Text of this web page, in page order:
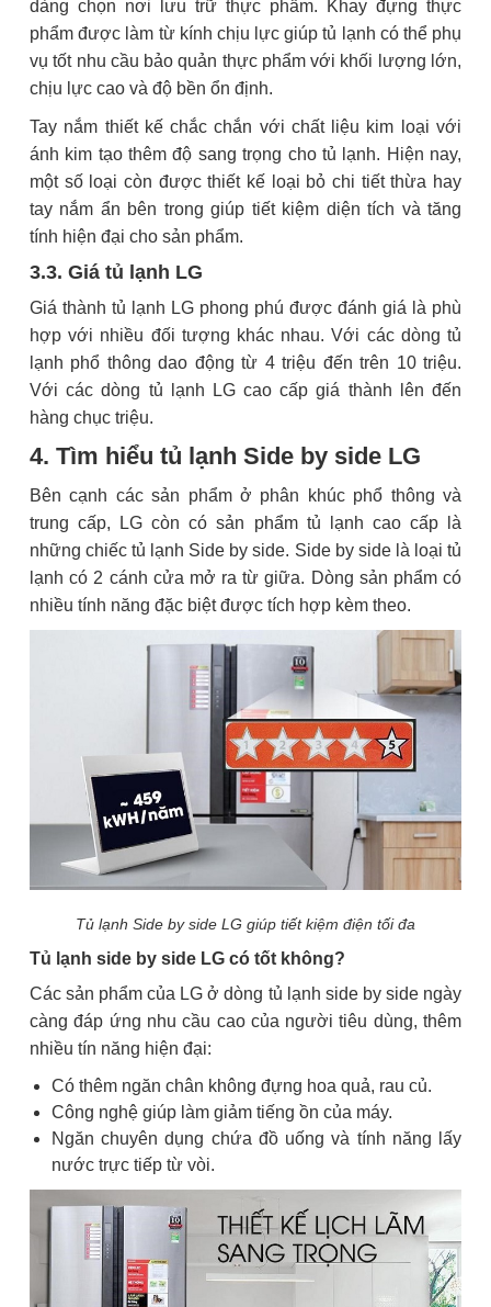
dàng chọn nơi lưu trữ thực phẩm. Khay đựng thực
phẩm được làm từ kính chịu lực giúp tủ lạnh có thể phụ
vụ tốt nhu cầu bảo quản thực phẩm với khối lượng lớn,
chịu lực cao và độ bền ổn định.
Tay nắm thiết kế chắc chắn với chất liệu kim loại với
ánh kim tạo thêm độ sang trọng cho tủ lạnh. Hiện nay,
một số loại còn được thiết kế loại bỏ chi tiết thừa hay
tay nắm ẩn bên trong giúp tiết kiệm diện tích và tăng
tính hiện đại cho sản phẩm.
3.3. Giá tủ lạnh LG
Giá thành tủ lạnh LG phong phú được đánh giá là phù
hợp với nhiều đối tượng khác nhau. Với các dòng tủ
lạnh phổ thông dao động từ 4 triệu đến trên 10 triệu.
Với các dòng tủ lạnh LG cao cấp giá thành lên đến
hàng chục triệu.
4. Tìm hiểu tủ lạnh Side by side LG
Bên cạnh các sản phẩm ở phân khúc phổ thông và
trung cấp, LG còn có sản phẩm tủ lạnh cao cấp là
những chiếc tủ lạnh Side by side. Side by side là loại tủ
lạnh có 2 cánh cửa mở ra từ giữa. Dòng sản phẩm có
nhiều tính năng đặc biệt được tích hợp kèm theo.
Tủ lạnh Side by side LG giúp tiết kiệm điện tối đa
Tủ lạnh side by side LG có tốt không?
Các sản phẩm của LG ở dòng tủ lạnh side by side ngày
càng đáp ứng nhu cầu cao của người tiêu dùng, thêm
nhiều tín năng hiện đại:
Có thêm ngăn chân không đựng hoa quả, rau củ.
Công nghệ giúp làm giảm tiếng ồn của máy.
Ngăn chuyên dụng chứa đồ uống và tính năng lấy
nước trực tiếp từ vòi.